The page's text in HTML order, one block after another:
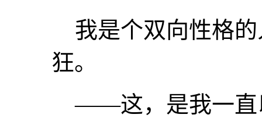
我是个双向性格的
狂。
——这，是我一直